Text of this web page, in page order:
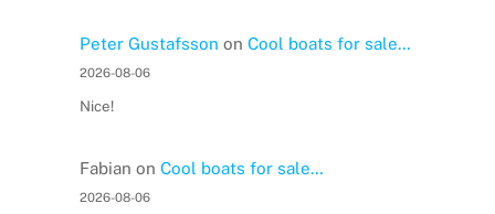
Peter Gustafsson on Cool boats for sale…
2026-08-06
Nice!
Fabian on Cool boats for sale…
2026-08-06